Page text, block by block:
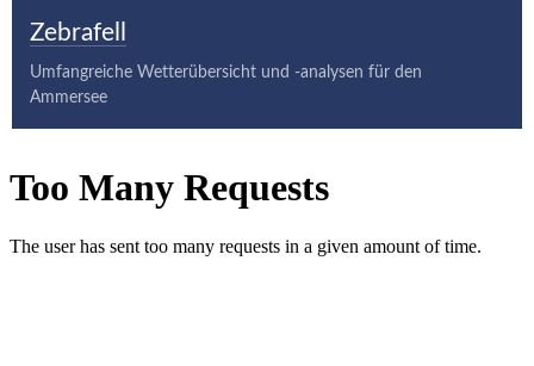
Zebrafell
Umfangreiche Wetterübersicht und -analysen für den
Ammersee